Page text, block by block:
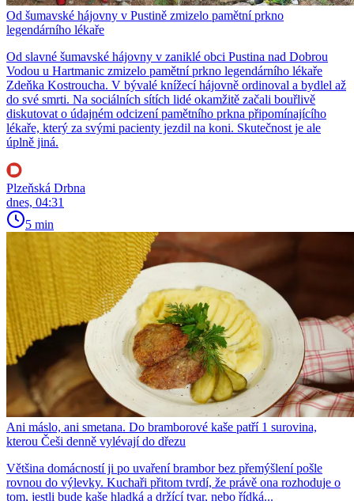
Od šumavské hájovny v Pustině zmizelo pamětní prkno
legendárního lékaře
Od slavné šumavské hájovny v zaniklé obci Pustina nad Dobrou
Vodou u Hartmanic zmizelo pamětní prkno legendárního lékaře
Zdeňka Kostroucha. V bývalé knížecí hájovně ordinoval a bydlel až
do své smrti. Na sociálních sítích lidé okamžitě začali bouřlivě
diskutovat o údajném odcizení pamětního prkna připomínajícího
lékaře, který za svými pacienty jezdil na koni. Skutečnost je ale
úplně jiná.
Plzeňská Drbna
dnes, 04:31
5 min
Ani máslo, ani smetana. Do bramborové kaše patří 1 surovina,
kterou Češi denně vylévají do dřezu
Většina domácností ji po uvaření brambor bez přemýšlení pošle
rovnou do výlevky. Kuchaři přitom tvrdí, že právě ona rozhoduje o
tom, jestli bude kaše hladká a držící tvar, nebo řídká...